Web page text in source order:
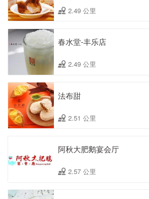
2.49 公里
春水堂-丰乐店
2.49 公里
法布甜
2.51 公里
阿秋大肥鹅宴会厅
2.57 公里